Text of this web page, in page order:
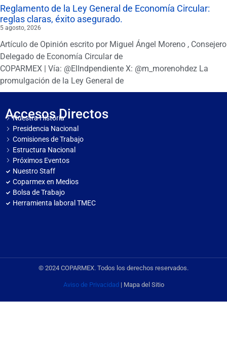
Reglamento de la Ley General de Economía Circular:
reglas claras, éxito asegurado.
5 agosto, 2026
Artículo de Opinión escrito por Miguel Ángel Moreno , Consejero
Delegado de Economía Circular de
COPARMEX | Vía: @ElIndpendiente X: @m_morenohdez La
promulgación de la Ley General de
Accesos Directos
Nuestra Historia
Presidencia Nacional
Comisiones de Trabajo
Estructura Nacional
Próximos Eventos
Nuestro Staff
Coparmex en Medios
Bolsa de Trabajo
Herramienta laboral TMEC
© 2024 COPARMEX. Todos los derechos reservados.
Aviso de Privacidad | Mapa del Sitio